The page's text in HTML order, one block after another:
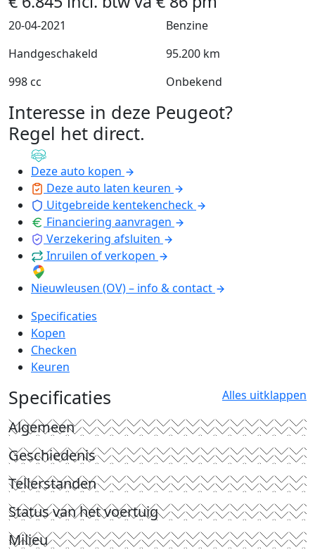
20-04-2021
Benzine
Handgeschakeld
95.200 km
998 cc
Onbekend
Interesse in deze Peugeot?
Regel het direct.
Deze auto kopen
Deze auto laten keuren
Uitgebreide kentekencheck
Financiering aanvragen
Verzekering afsluiten
Inruilen of verkopen
Nieuwleusen (OV) – info & contact
Specificaties
Kopen
Checken
Keuren
Specificaties Alles uitklappen
Algemeen
Geschiedenis
Tellerstanden
Status van het voertuig
Milieu